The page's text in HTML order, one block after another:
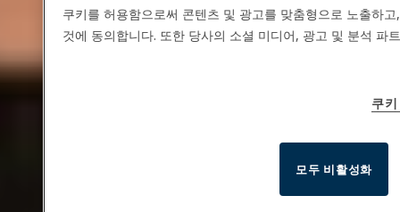
쿠키를 허용함으로써 콘텐츠 및 광고를 맞춤형으로 노출하
것에 동의합니다. 또한 당사의 소셜 미디어, 광고 및 분석 파
쿠
모두 비활성화